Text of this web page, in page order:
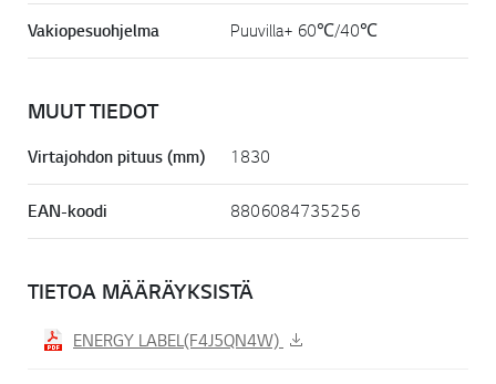
Vakiopesuohjelma Puuvilla+ 60℃/40℃
MUUT TIEDOT
Virtajohdon pituus (mm) 1830
EAN-koodi 8806084735256
TIETOA MÄÄRÄYKSISTÄ
ENERGY LABEL(F4J5QN4W)